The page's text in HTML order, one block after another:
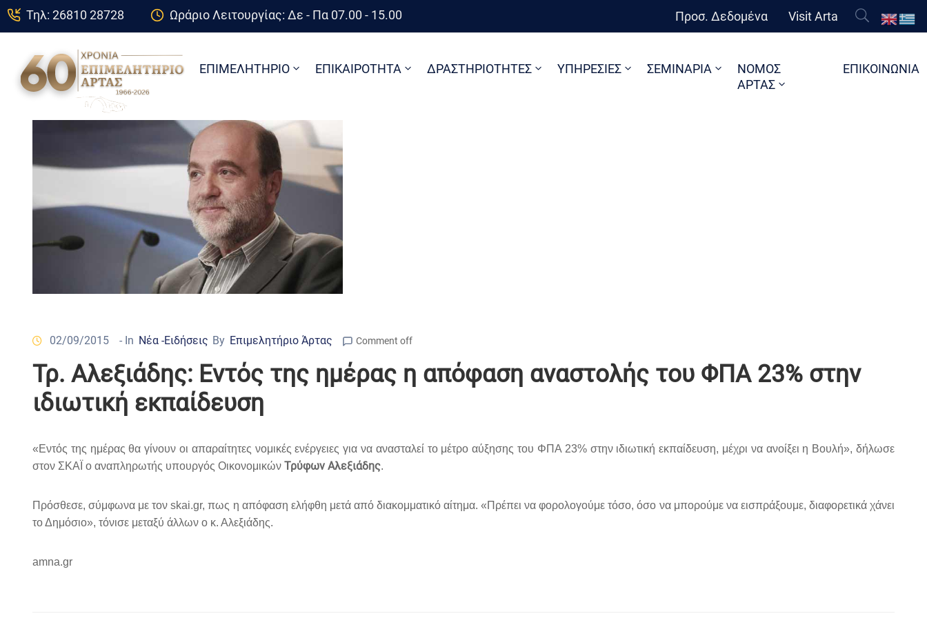
Τηλ: 26810 28728 Ωράριο Λειτουργίας: Δε - Πα 07.00 - 15.00 Προσ. Δεδομένα Visit Arta
ΕΠΙΜΕΛΗΤΗΡΙΟ ΕΠΙΚΑΙΡΟΤΗΤΑ ΔΡΑΣΤΗΡΙΟΤΗΤΕΣ ΥΠΗΡΕΣΙΕΣ ΣΕΜΙΝΑΡΙΑ
ΝΟΜΟΣ
ΑΡΤΑΣ
ΕΠΙΚΟΙΝΩΝΙΑ
02/09/2015 - In Νέα -Ειδήσεις By Επιμελητήριο Άρτας Comment off
Τρ. Αλεξιάδης: Εντός της ημέρας η απόφαση αναστολής του ΦΠΑ 23% στην
ιδιωτική εκπαίδευση
«Εντός της ημέρας θα γίνουν οι απαραίτητες νομικές ενέργειες για να ανασταλεί το μέτρο αύξησης του ΦΠΑ 23% στην ιδιωτική εκπαίδευση, μέχρι να ανοίξει η Βουλή», δήλωσε
στον ΣΚΑΪ ο αναπληρωτής υπουργός Οικονομικών Τρύφων Αλεξιάδης.
Πρόσθεσε, σύμφωνα με τον skai.gr, πως η απόφαση ελήφθη μετά από διακομματικό αίτημα. «Πρέπει να φορολογούμε τόσο, όσο να μπορούμε να εισπράξουμε, διαφορετικά χάνει
το Δημόσιο», τόνισε μεταξύ άλλων ο κ. Αλεξιάδης.
amna.gr